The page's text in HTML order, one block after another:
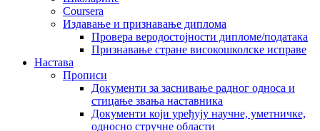
Coursera
Издавање и признавање диплома
Провера веродостојности дипломе/података
Признавање стране високошколске исправе
Настава
Прописи
Документи за заснивање радног односа и
стицање звања наставника
Документи који уређују научне, уметничке,
односно стручне области